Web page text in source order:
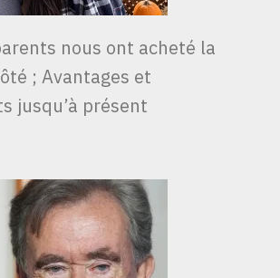
nous ont acheté la
; Avantages et
jusqu’à présent